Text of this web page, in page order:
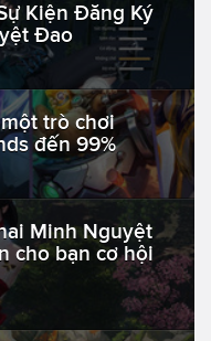
Kiện Đăng Ký
Đao
trò chơi
đến 99%
Minh Nguyệt
cho bạn cơ hội